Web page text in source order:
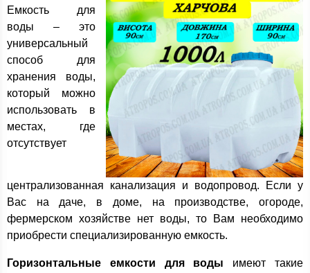
Емкость для
воды – это
универсальный
способ для
хранения воды,
который можно
использовать в
местах, где
отсутствует
централизованная канализация и водопровод. Если у
Вас на даче, в доме, на производстве, огороде,
фермерском хозяйстве нет воды, то Вам необходимо
приобрести специализированную емкость.
Горизонтальные емкости для воды имеют такие